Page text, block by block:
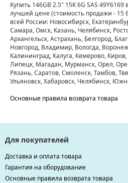
Купить 146GB 2.5" 15K 6G SAS
лучшей цене(стоимость продажи - 15
всей России: Новосибирск,
Самара, Омск, Казань, Челябинск,
Архангельск, Астрахань, Белгород,
Новгород, Владимир, Вологда,
Калининград, Калуга, Кемерово,
Липецк, Магадан, Мурманск, Орел,
Рязань, Саратов, Смоленск, Тамбов,
Ульяновск, Хабаровск, Челябинск,
Основные правила возврата товара
Для покупателей
Доставка и оплата товара
Гарантия на оборудование
Основные правила возврата товара